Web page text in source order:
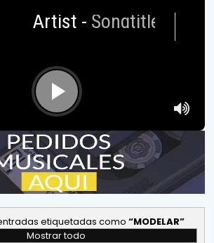
Artist- Songtitle
etiquetadas como
MODELAR
Mostrar todo